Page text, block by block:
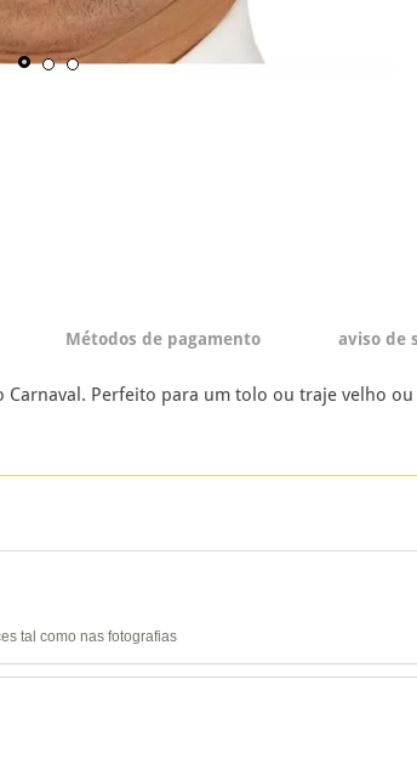
Métodos de pagamento aviso de
Perfeito para um tolo ou traje velho ou
tal como nas fotografias